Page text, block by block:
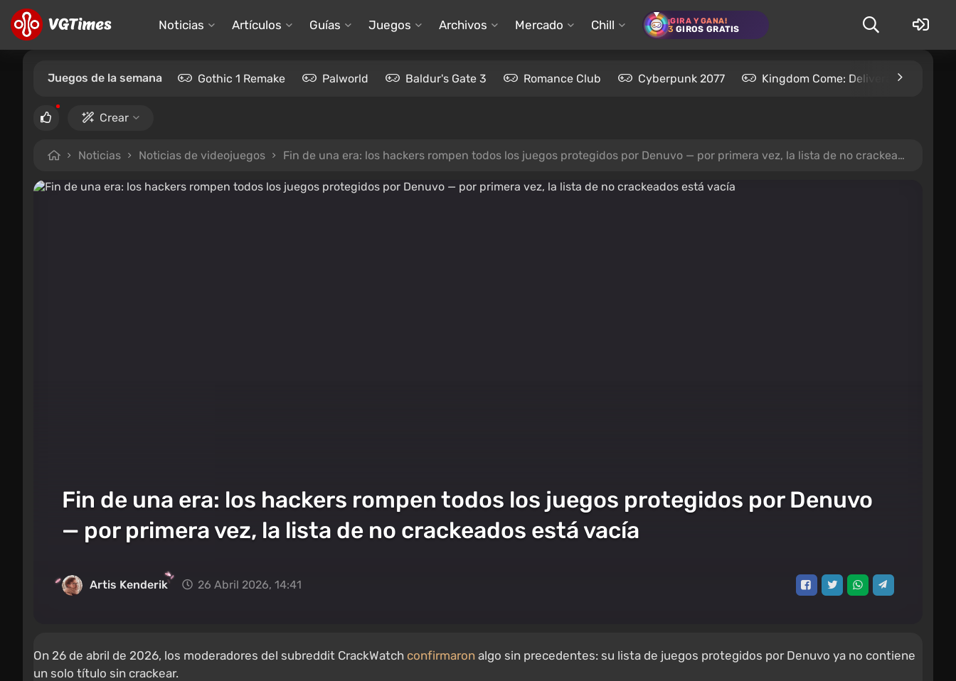
Noticias Artículos Guías Juegos Archivos Mercado Chill ¡GIRA Y GANA!
3 GIROS GRATIS
Juegos de la semana Gothic 1 Remake Palworld Baldur's Gate 3 Romance Club Cyberpunk 2077 Kingdom Come: Deliverance 2
Crear
Noticias Noticias de videojuegos Fin de una era: los hackers rompen todos los juegos protegidos por Denuvo — por primera vez, la lista de no crackeados está vacía
Fin de una era: los hackers rompen todos los juegos protegidos por Denuvo
— por primera vez, la lista de no crackeados está vacía
Artis Kenderik 26 Abril 2026, 14:41
On 26 de abril de 2026, los moderadores del subreddit CrackWatch confirmaron algo sin precedentes: su lista de juegos protegidos por Denuvo ya no contiene
un solo título sin crackear.